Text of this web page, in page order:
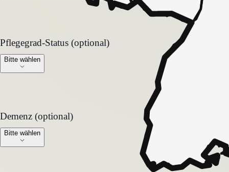
Pflegegrad-Status (optional)
Pflegegrad-Status (optional)
Bitte wählen
Demenz (optional)
Demenz (optional)
Bitte wählen